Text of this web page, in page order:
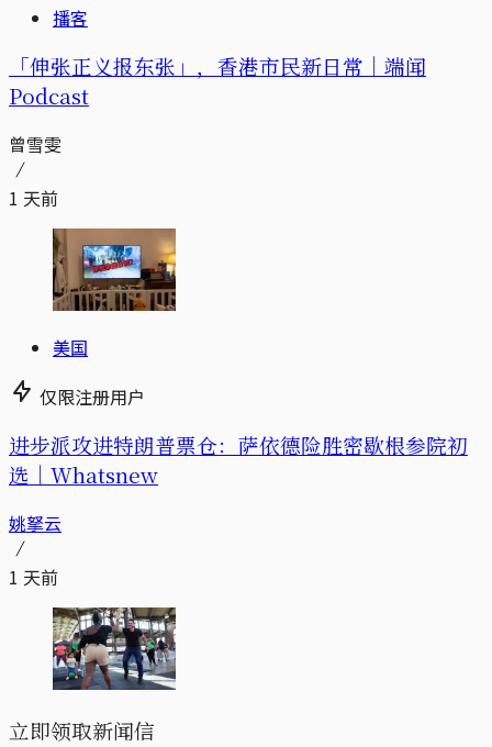
播客
「伸张正义报东张」，香港市民新日常｜端闻
Podcast
曾雪雯
1 天前
美国
仅限注册用户
进步派攻进特朗普票仓：萨依德险胜密歇根参院初
选｜Whatsnew
姚拏云
1 天前
立即领取新闻信